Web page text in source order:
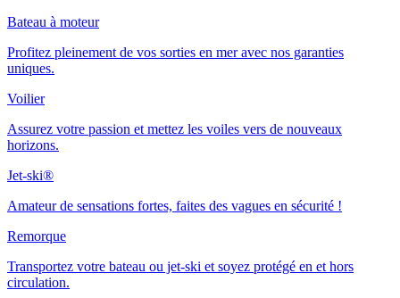
Bateau à moteur
Profitez pleinement de vos sorties en mer avec nos garanties
uniques.
Voilier
Assurez votre passion et mettez les voiles vers de nouveaux
horizons.
Jet-ski®
Amateur de sensations fortes, faites des vagues en sécurité !
Remorque
Transportez votre bateau ou jet-ski et soyez protégé en et hors
circulation.